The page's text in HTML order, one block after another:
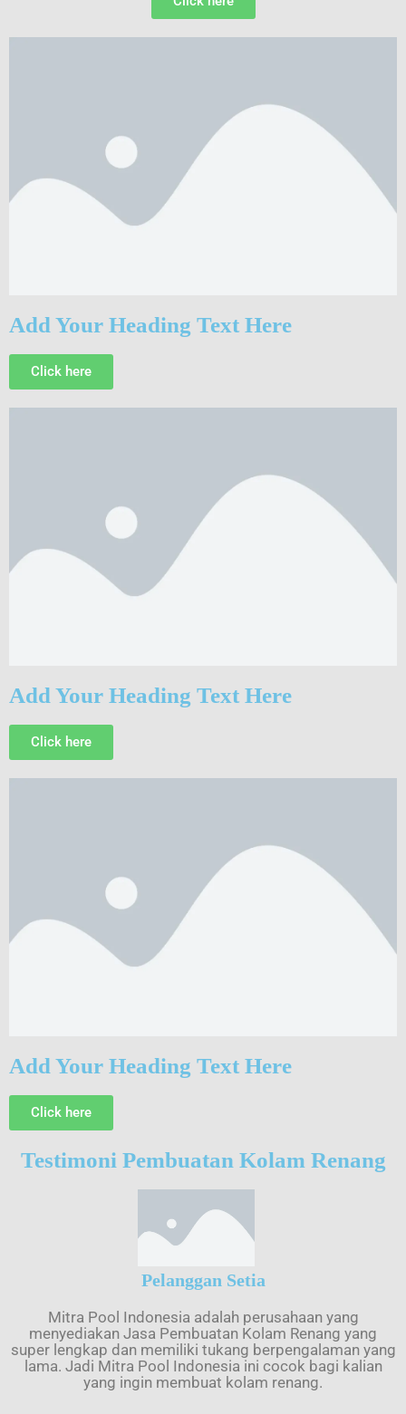
Add Your Heading Text Here
Click here
Add Your Heading Text Here
Click here
Add Your Heading Text Here
Click here
Testimoni Pembuatan Kolam Renang
Pelanggan Setia
Mitra Pool Indonesia adalah perusahaan yang
menyediakan Jasa Pembuatan Kolam Renang yang
super lengkap dan memiliki tukang berpengalaman yang
lama. Jadi Mitra Pool Indonesia ini cocok bagi kalian
yang ingin membuat kolam renang.